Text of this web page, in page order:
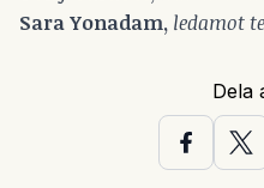
Sara Yonadam, ledamot
Dela